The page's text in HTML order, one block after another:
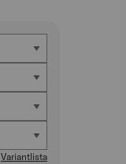
Variantlista